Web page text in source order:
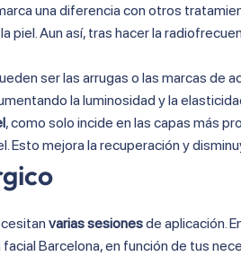
una diferencia con otros
piel. Aun así, tras hacer la
ser las arrugas o las marcas de
la luminosidad y la
, como solo incide en las capas más
Esto mejora la recuperación y
varias sesionesde aplicación.
Barcelona, en función de tus